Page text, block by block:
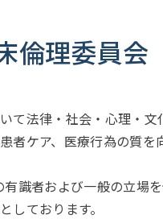
倫理委員会
法律・社会・心理・
者ケア、医療行為の質
識者および一般の立場
しております。